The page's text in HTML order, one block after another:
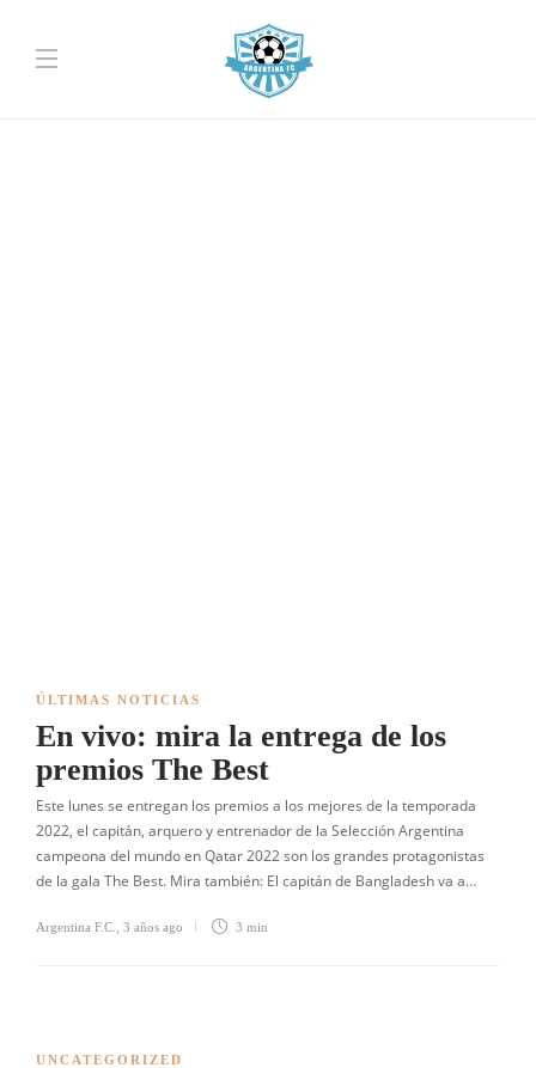
ÚLTIMAS NOTICIAS
En vivo: mira la entrega de los
premios The Best
Este lunes se entregan los premios a los mejores de la temporada
2022, el capitán, arquero y entrenador de la Selección Argentina
campeona del mundo en Qatar 2022 son los grandes protagonistas
de la gala The Best. Mira también: El capitán de Bangladesh va a…
Argentina F.C. 3 años ago 3 min
UNCATEGORIZED